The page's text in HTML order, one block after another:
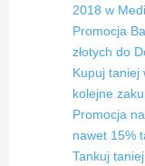
2018 w
Promocja
złotych do
Kupuj taniej
kolejne
Promocja
nawet 15%
Tankuj